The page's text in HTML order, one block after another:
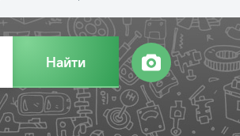
Найти